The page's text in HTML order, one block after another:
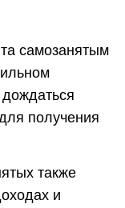
самозанятым
получения
также
и